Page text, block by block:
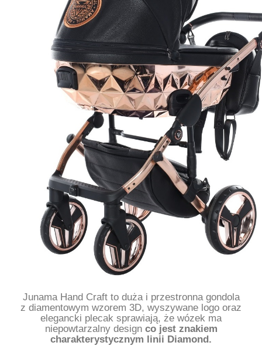
Junama Hand Craft to duża i przestronna gondola
z diamentowym wzorem 3D, wyszywane logo oraz
elegancki plecak sprawiają, że wózek ma
niepowtarzalny design co jest znakiem
charakterystycznym linii Diamond.